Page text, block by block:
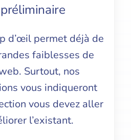
d’œil permet déjà de
faiblesses de
Surtout, nos
vous indiqueront
vous devez aller
l’existant.